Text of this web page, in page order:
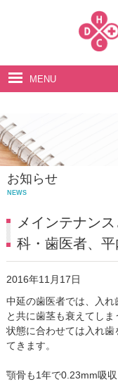
MENU
お知らせ
NEWS
メインテナン
科・歯医者、
2016年11月17日
中延の歯医者では、入
と共に歯茎も衰えてし
状態に合わせては入れ
てきます。
顎骨も1年で0.23mm吸